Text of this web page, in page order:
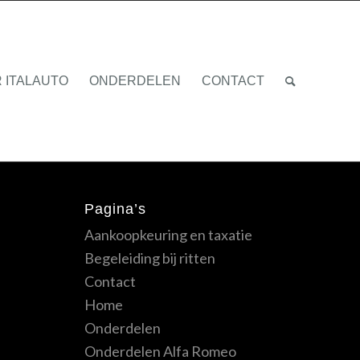
ITALAUTO ONDERDELEN CONTACT
Pagina’s
Aankoopkeuring en taxatie
Begeleiding bij ritten
Contact
Home
Onderdelen
Onderdelen Alfa Romeo